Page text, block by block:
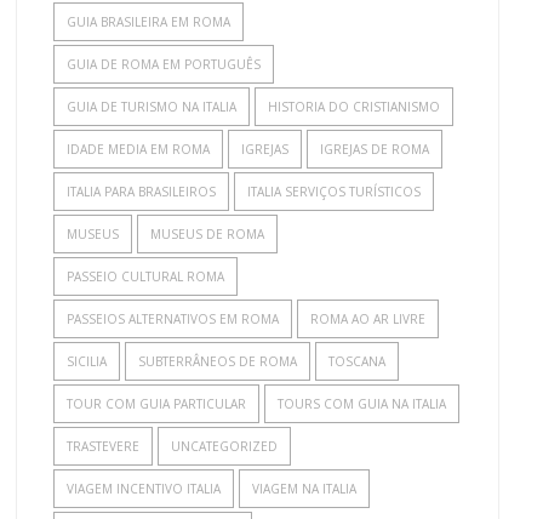
GUIA BRASILEIRA EM ROMA
GUIA DE ROMA EM PORTUGUÊS
GUIA DE TURISMO NA ITALIA HISTORIA DO CRISTIANISMO
IDADE MEDIA EM ROMA IGREJAS IGREJAS DE ROMA
ITALIA PARA BRASILEIROS ITALIA SERVIÇOS TURÍSTICOS
MUSEUS MUSEUS DE ROMA
PASSEIO CULTURAL ROMA
PASSEIOS ALTERNATIVOS EM ROMA ROMA AO AR LIVRE
SICILIA SUBTERRÂNEOS DE ROMA TOSCANA
TOUR COM GUIA PARTICULAR TOURS COM GUIA NA ITALIA
TRASTEVERE UNCATEGORIZED
VIAGEM INCENTIVO ITALIA VIAGEM NA ITALIA